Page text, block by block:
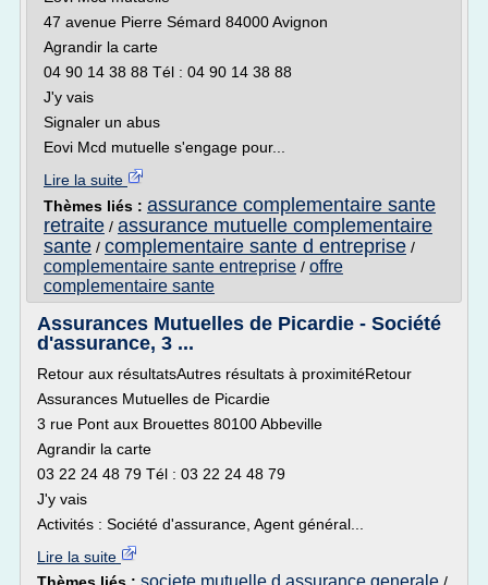
47 avenue Pierre Sémard 84000 Avignon
Agrandir la carte
04 90 14 38 88 Tél : 04 90 14 38 88
J'y vais
Signaler un abus
Eovi Mcd mutuelle s'engage pour...
Lire la suite
Thèmes liés : assurance complementaire sante
retraite / assurance mutuelle complementaire
sante / complementaire sante d entreprise /
complementaire sante entreprise / offre
complementaire sante
Assurances Mutuelles de Picardie - Société
d'assurance, 3 ...
Retour aux résultatsAutres résultats à proximitéRetour
Assurances Mutuelles de Picardie
3 rue Pont aux Brouettes 80100 Abbeville
Agrandir la carte
03 22 24 48 79 Tél : 03 22 24 48 79
J'y vais
Activités : Société d'assurance, Agent général...
Lire la suite
societe mutuelle d assurance generale